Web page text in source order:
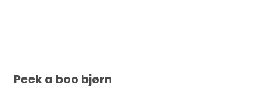
Peek a boo bjørn